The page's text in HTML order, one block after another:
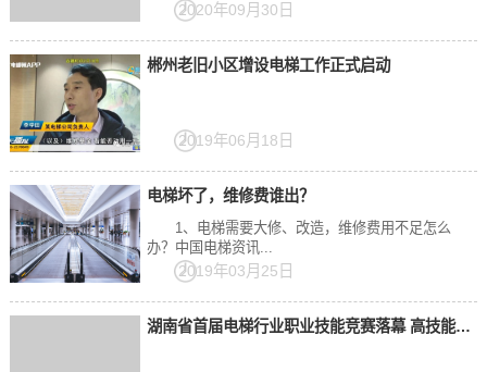
2020年09月30日
郴州老旧小区增设电梯工作正式启动
2019年06月18日
电梯坏了，维修费谁出？
1、电梯需要大修、改造，维修费用不足怎么
办？中国电梯资讯...
2019年03月25日
湖南省首届电梯行业职业技能竞赛落幕 高技能人才脱颖而出将赴国赛